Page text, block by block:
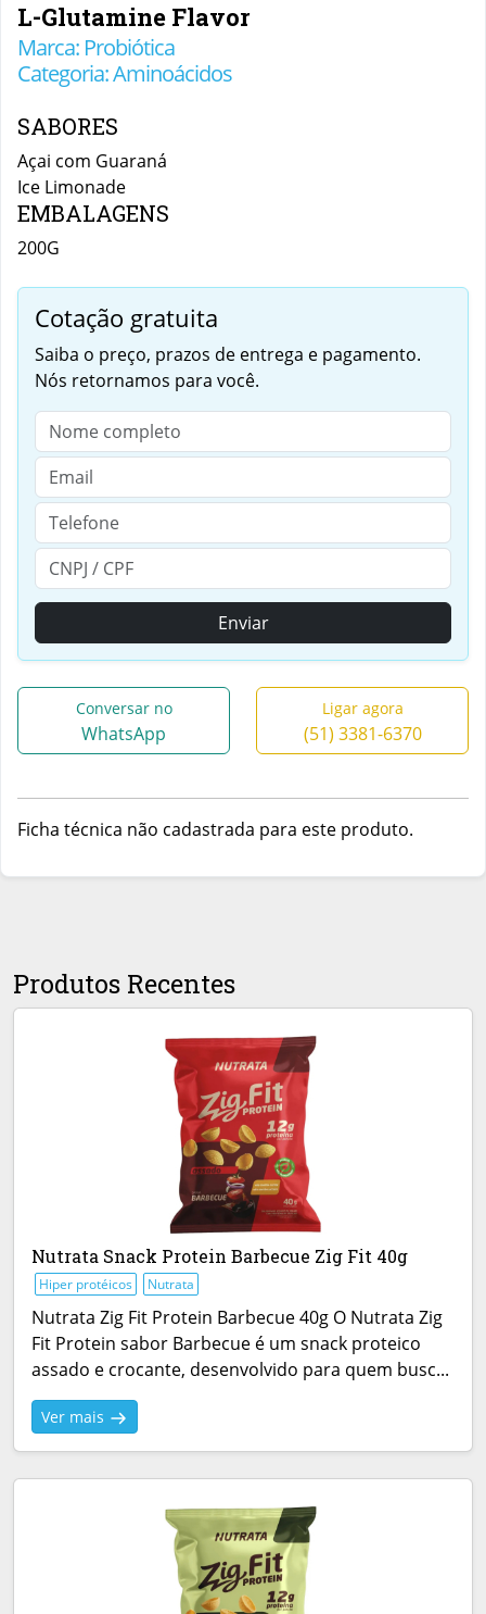
L-Glutamine Flavor
Marca: Probiótica
Categoria: Aminoácidos
SABORES
Açai com Guaraná
Ice Limonade
EMBALAGENS
200G
Cotação gratuita
Saiba o preço, prazos de entrega e pagamento.
Nós retornamos para você.
Enviar
Conversar no
WhatsApp
Ligar agora
(51) 3381-6370
Ficha técnica não cadastrada para este produto.
Produtos Recentes
Nutrata Snack Protein Barbecue Zig Fit 40g
Hiper protéicos Nutrata
Nutrata Zig Fit Protein Barbecue 40g O Nutrata Zig
Fit Protein sabor Barbecue é um snack proteico
assado e crocante, desenvolvido para quem busc...
Ver mais